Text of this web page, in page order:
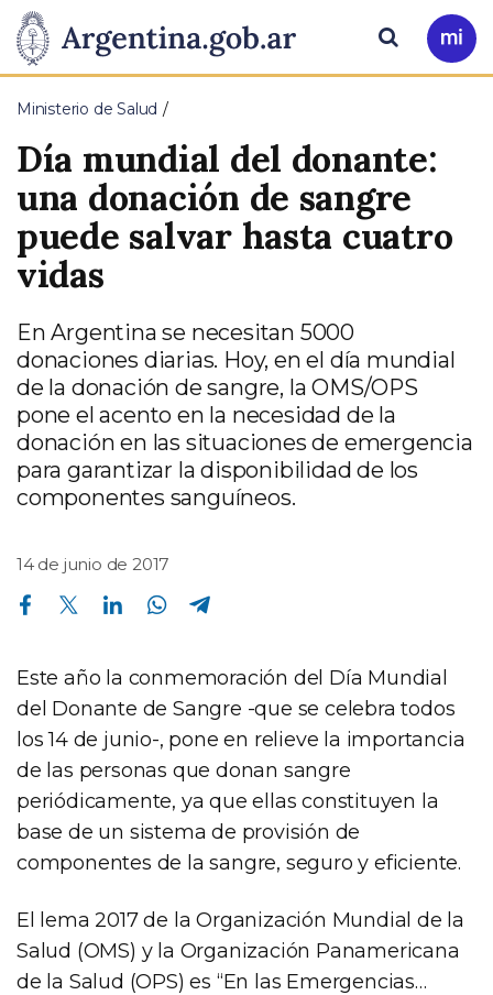
Presidencia
de
la
Nación
Pasar al contenido principal
Ir
a
Buscar
Ministerio de Salud
Día mundial del donante:
una donación de sangre
puede salvar hasta cuatro
vidas
En Argentina se necesitan 5000
donaciones diarias. Hoy, en el día mundial
de la donación de sangre, la OMS/OPS
pone el acento en la necesidad de la
donación en las situaciones de emergencia
para garantizar la disponibilidad de los
componentes sanguíneos.
14 de junio de 2017
Compartir en Facebook Compartir en Twitter Compartir en Linkedin Compartir en Whatsapp
Este año la conmemoración del Día Mundial
del Donante de Sangre -que se celebra todos
los 14 de junio-, pone en relieve la importancia
de las personas que donan sangre
periódicamente, ya que ellas constituyen la
base de un sistema de provisión de
componentes de la sangre, seguro y eficiente.
El lema 2017 de la Organización Mundial de la
Salud (OMS) y la Organización Panamericana
de la Salud (OPS) es “En las Emergencias…